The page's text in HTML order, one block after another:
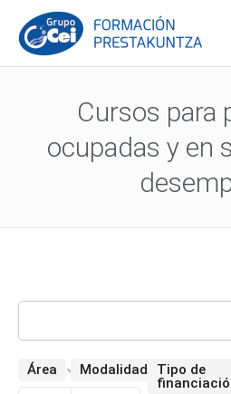
Cursos para
ocupadas y en
Área ⟲Modalidad ⟲
Tipo de